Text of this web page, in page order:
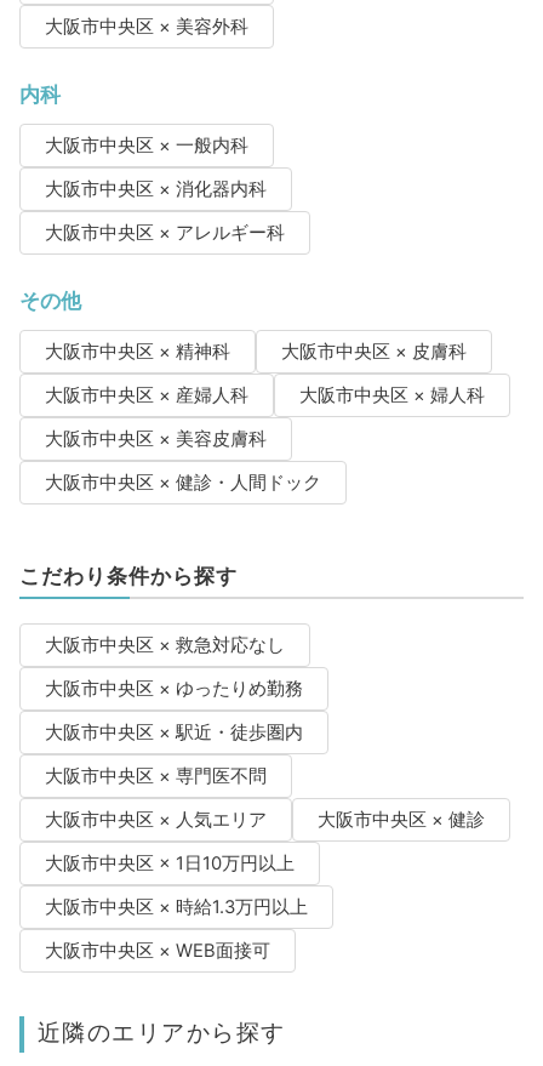
大阪市中央区 × 美容外科
内科
大阪市中央区 × 一般内科
大阪市中央区 × 消化器内科
大阪市中央区 × アレルギー科
その他
大阪市中央区 × 精神科
大阪市中央区 × 皮膚科
大阪市中央区 × 産婦人科
大阪市中央区 × 婦人科
大阪市中央区 × 美容皮膚科
大阪市中央区 × 健診・人間ドック
こだわり条件から探す
大阪市中央区 × 救急対応なし
大阪市中央区 × ゆったりめ勤務
大阪市中央区 × 駅近・徒歩圏内
大阪市中央区 × 専門医不問
大阪市中央区 × 人気エリア
大阪市中央区 × 健診
大阪市中央区 × 1日10万円以上
大阪市中央区 × 時給1.3万円以上
大阪市中央区 × WEB面接可
近隣のエリアから探す